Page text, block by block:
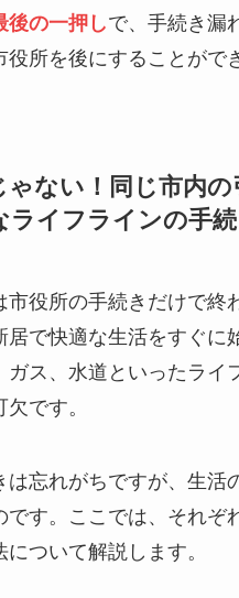
後の一押しで、手続き漏
役所を後にすることがで
ゃない！同じ市内の
ライフラインの手
市役所の手続きだけで終
居で快適な生活をすぐに
ガス、水道といったライ
です。
は忘れがちですが、生活
です。ここでは、それぞ
ついて解説します。